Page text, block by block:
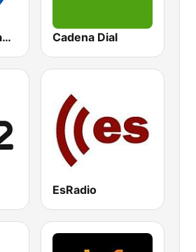
Radio Marca Nacional Cadena Dial
EsRadio